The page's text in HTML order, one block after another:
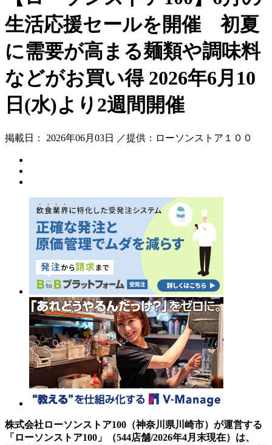
生活応援セールを開催 初夏
に需要が高まる麺類や調味料
などがお買い得 2026年6月10
日(水)より2週間開催
掲載日： 2026年06月03日 ／提供：ローソンストア１００
株式会社ローソンストア100（神奈川県川崎市）が運営する
「ローソンストア100」（544店舗/2026年4月末現在）は、